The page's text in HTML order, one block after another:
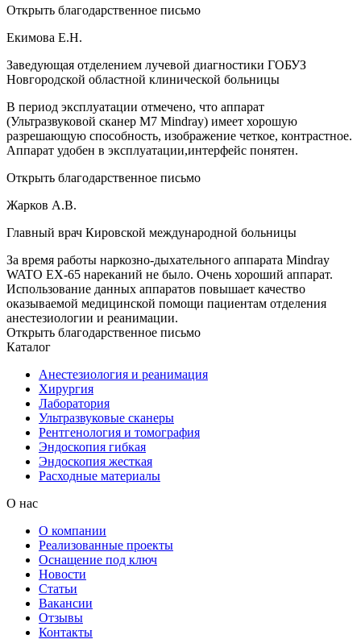
Открыть благодарственное письмо
Екимова Е.Н.
Заведующая отделением лучевой диагностики ГОБУЗ
Новгородской областной клинической больницы
В период эксплуатации отмечено, что аппарат
(Ультразвуковой сканер М7 Mindray) имеет хорошую
разрешающую способность, изображение четкое, контрастное.
Аппарат удобен в эксплуатации,интерфейс понятен.
Открыть благодарственное письмо
Жарков А.В.
Главный врач Кировской международной больницы
За время работы наркозно-дыхательного аппарата Mindray
WATO EX-65 нареканий не было. Очень хороший аппарат.
Использование данных аппаратов повышает качество
оказываемой медицинской помощи пациентам отделения
анестезиологии и реанимации.
Открыть благодарственное письмо
Каталог
Анестезиология и реанимация
Хирургия
Лаборатория
Ультразвуковые сканеры
Рентгенология и томография
Эндоскопия гибкая
Эндоскопия жесткая
Расходные материалы
О нас
О компании
Реализованные проекты
Оснащение под ключ
Новости
Статьи
Вакансии
Отзывы
Контакты